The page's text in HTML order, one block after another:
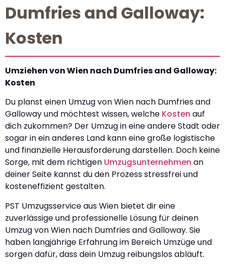
Dumfries and Galloway:
Kosten
Umziehen von Wien nach Dumfries and Galloway:
Kosten
Du planst einen Umzug von Wien nach Dumfries and
Galloway und möchtest wissen, welche Kosten auf
dich zukommen? Der Umzug in eine andere Stadt oder
sogar in ein anderes Land kann eine große logistische
und finanzielle Herausforderung darstellen. Doch keine
Sorge, mit dem richtigen Umzugsunternehmen an
deiner Seite kannst du den Prozess stressfrei und
kosteneffizient gestalten.
PST Umzugsservice aus Wien bietet dir eine
zuverlässige und professionelle Lösung für deinen
Umzug von Wien nach Dumfries and Galloway. Sie
haben langjährige Erfahrung im Bereich Umzüge und
sorgen dafür, dass dein Umzug reibungslos abläuft.